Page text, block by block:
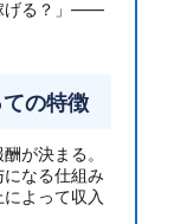
げる？」——
の特徴
が決まる。
なる仕組み
よって収入